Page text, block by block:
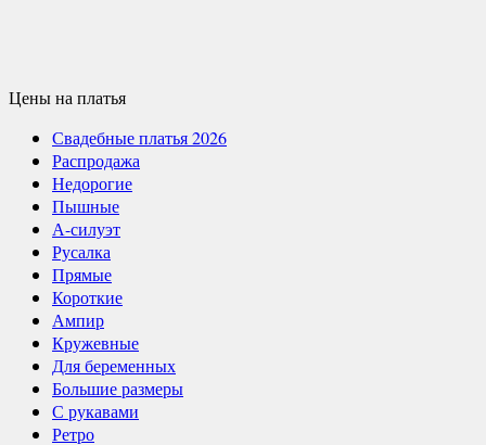
Ценына платья
Свадебные платья 2026
Распродажа
Недорогие
Пышные
А-силуэт
Русалка
Прямые
Короткие
Ампир
Кружевные
Для беременных
Большие размеры
С рукавами
Ретро